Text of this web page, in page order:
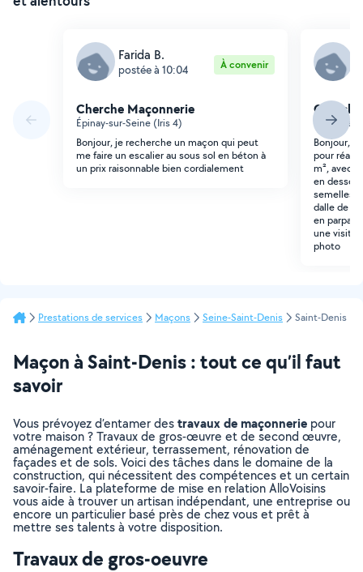
Farida B.
postée à 10:04 À convenir
Cherche Maçonnerie
Épinay-sur-Seine (Iris 4)
Bonjour, je recherche un maçon qui peut
me faire un escalier au sous sol en béton à
un prix raisonnable bien cordialement
Bonjour,
pour
m², avec
en
semelles,
dalle de
en
une visite
photo
Prestations de services Maçons Seine-Saint-Denis Saint-Denis
Maçon à Saint-Denis : tout ce qu’il faut
savoir
Vous prévoyez d’entamer destravaux de maçonnerie pour
votre maison ? Travaux de gros-œuvre et de second œuvre,
aménagement extérieur, terrassement, rénovation de
façades et de sols. Voici des tâches dans le domaine de la
construction, qui nécessitent des compétences et un certain
savoir-faire. La plateforme de mise en relation AlloVoisins
vous aide à trouver un artisan indépendant, une entreprise ou
encore un particulier basé près de chez vous et prêt à
mettre ses talents à votre disposition.
Travaux de gros-oeuvre